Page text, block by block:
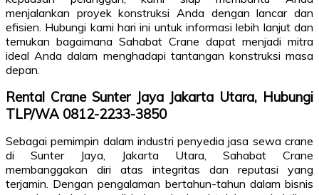
menjalankan proyek konstruksi Anda dengan lancar dan
efisien. Hubungi kami hari ini untuk informasi lebih lanjut dan
temukan bagaimana Sahabat Crane dapat menjadi mitra
ideal Anda dalam menghadapi tantangan konstruksi masa
depan.
Rental Crane Sunter Jaya Jakarta Utara, Hubungi
TLP/WA 0812-2233-3850
Sebagai pemimpin dalam industri penyedia jasa sewa crane
di Sunter Jaya, Jakarta Utara, Sahabat Crane
membanggakan diri atas integritas dan reputasi yang
terjamin. Dengan pengalaman bertahun-tahun dalam bisnis